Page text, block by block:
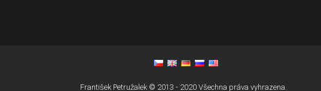
František Petružalek © 2013 - 2020 Všechna práva vyhrazena.